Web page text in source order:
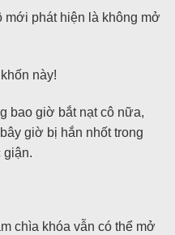
mới phát hiện là không mở
này!
bao giờ bắt nạt cô nữa,
giờ bị hắn nhốt trong
giận.
chìa khóa vẫn có thể mở